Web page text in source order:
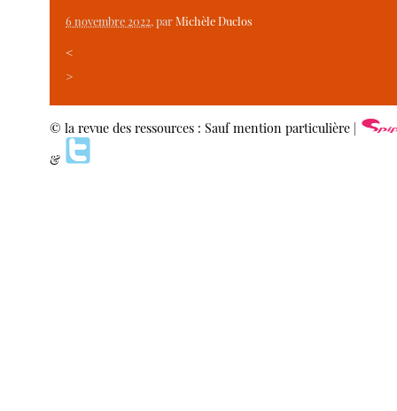
6 novembre 2022, parMichèle Duclos
<
>
© la revue des ressources : Sauf mention particulière |
&